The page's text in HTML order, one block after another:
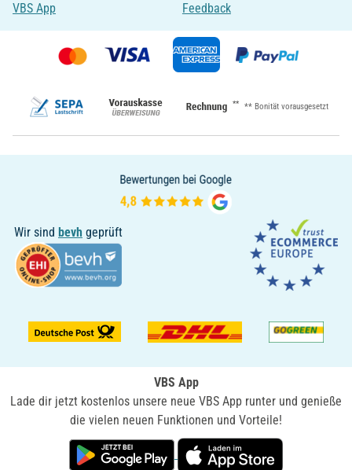
VBS App
Feedback
** ** Bonität vorausgesetzt
Wir sind bevh geprüft
VBS App
Lade dir jetzt kostenlos unsere neue VBS App runter und genieße
die vielen neuen Funktionen und Vorteile!